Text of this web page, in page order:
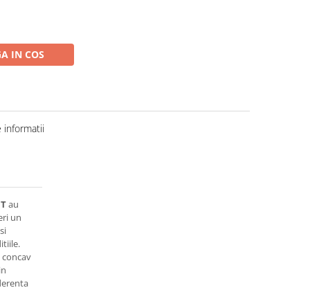
IN COS
informatii
au
un